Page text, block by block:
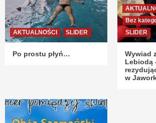
AKTUALNOŚCI SLIDER
Po prostu płyń…
Bez
SLIDER
Wywiad
Lebiodą
w